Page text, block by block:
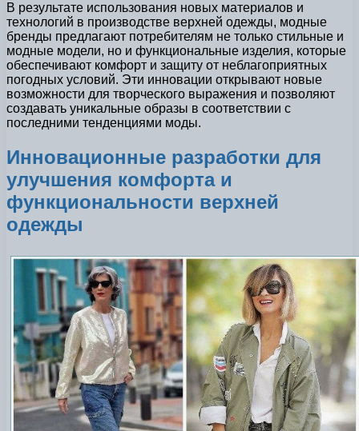
В результате использования новых материалов и
технологий в производстве верхней одежды, модные
бренды предлагают потребителям не только стильные и
модные модели, но и функциональные изделия, которые
обеспечивают комфорт и защиту от неблагоприятных
погодных условий. Эти инновации открывают новые
возможности для творческого выражения и позволяют
создавать уникальные образы в соответствии с
последними тенденциями моды.
Инновационные разработки для
улучшения комфорта и
функциональности верхней
одежды